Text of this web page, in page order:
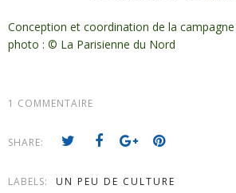
Conception et coordination de la
photo : © La Parisienne du Nord
1 COMMENTAIRE
SHARE:
LABELS: UN PEU DE CULTURE